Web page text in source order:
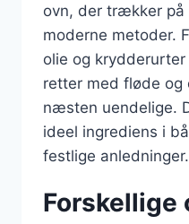
ovn, der trækker
moderne metoder.
olie og
retter med fløde og
næsten uendelige.
ideel ingrediens i
festlige anledninger.
Forskellige